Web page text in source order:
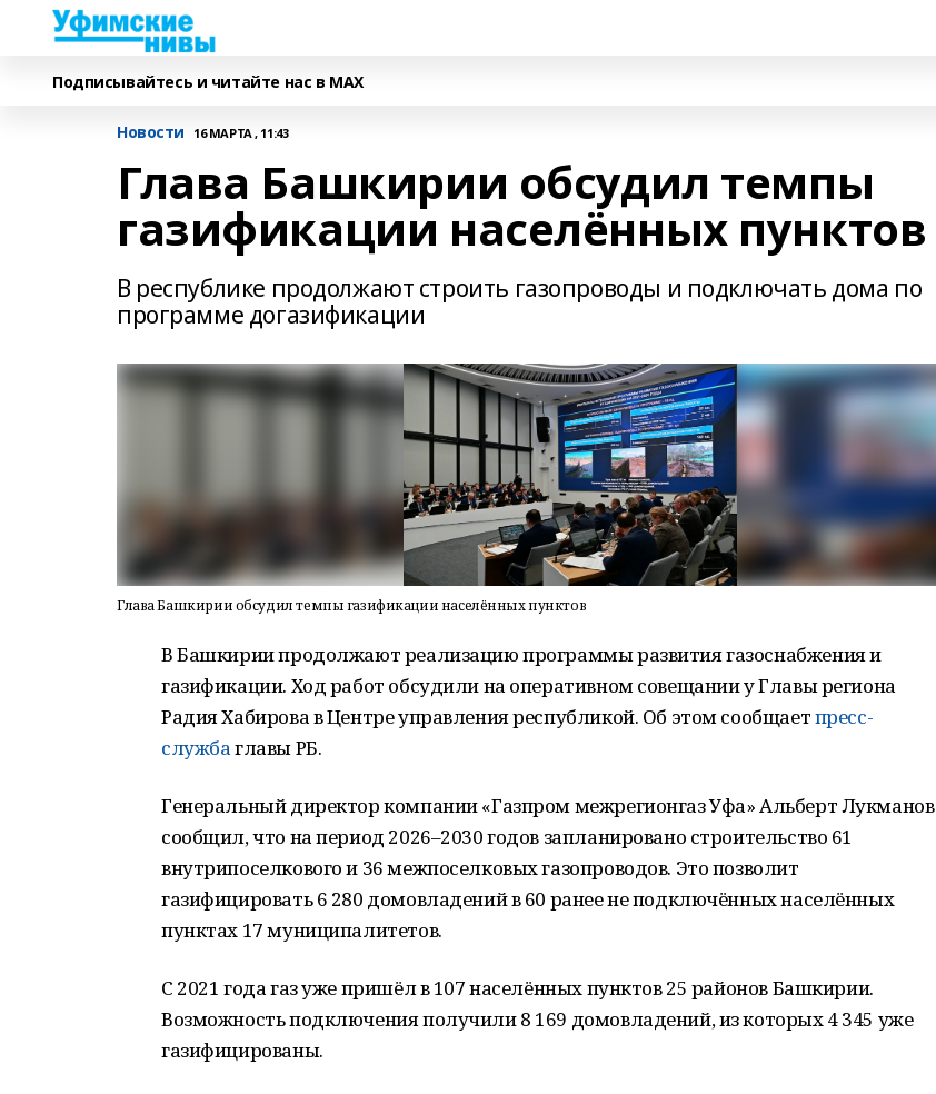
Подписывайтесь и читайте нас в MAX
Новости 16 МАРТА , 11:43
Глава Башкирии обсудил темпы
газификации населённых пунктов
В республике продолжают строить газопроводы и подключать дома по
программе догазификации
Глава Башкирии обсудил темпы газификации населённых пунктов
В Башкирии продолжают реализацию программы развития газоснабжения и
газификации. Ход работ обсудили на оперативном совещании у Главы региона
Радия Хабирова в Центре управления республикой. Об этом сообщаетпресс-
службаглавы РБ.
Генеральный директор компании «Газпром межрегионгаз Уфа» Альберт Лукманов
сообщил, что на период 2026–2030 годов запланировано строительство 61
внутрипоселкового и 36 межпоселковых газопроводов. Это позволит
газифицировать 6 280 домовладений в 60 ранее не подключённых населённых
пунктах 17 муниципалитетов.
С 2021 года газ уже пришёл в 107 населённых пунктов 25 районов Башкирии.
Возможность подключения получили 8 169 домовладений, из которых 4 345 уже
газифицированы.